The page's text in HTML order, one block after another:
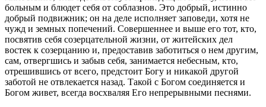
больным и блюдет себя от соблазнов. Это добрый, истинно
добрый подвижник; он на деле исполняет заповеди, хотя не
чужд и земных попечений. Совершеннее и выше его тот, кто,
посвятив себя созерцательной жизни, от житейских дел
востек к созерцанию и, предоставив заботиться о нем другим,
сам, отвергшись и забыв себя, занимается небесным, кто,
отрешившись от всего, предстоит Богу и никакой другой
заботой не отвлекается назад. Такой с Богом соединяется и
Богом живет, всегда восхваляя Его непрерывными песнями.